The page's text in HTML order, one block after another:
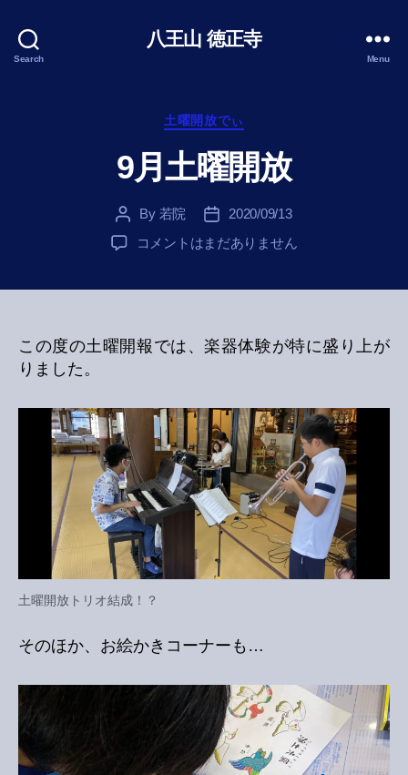
Search
八王山 徳正寺
Menu
Categories
土曜開放でぃ
9月土曜開放
Post
author
By 若院
Post
date
2020/09/13
9
放
コメントはまだありません
この度の土曜開報では、楽器体験が特に盛り上が
りました。
土曜開放トリオ結成！？
そのほか、お絵かきコーナーも…